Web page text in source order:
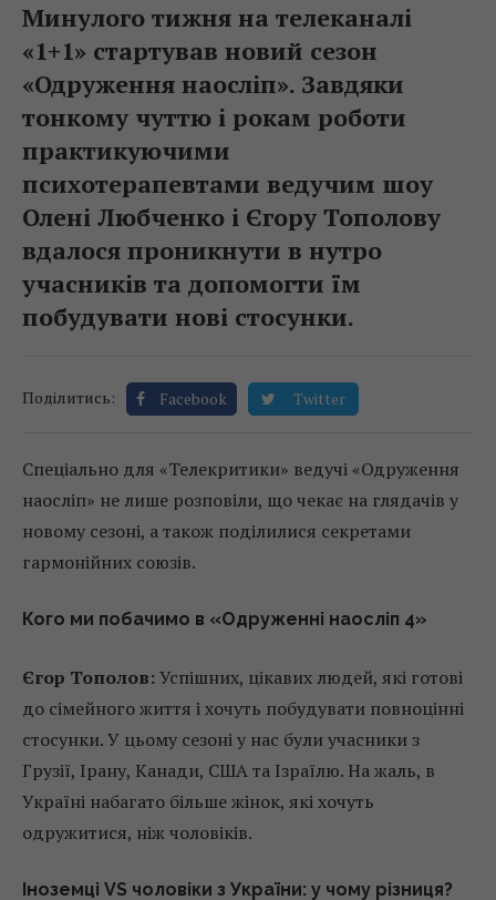
Минулого тижня на телеканалі
«1+1» стартував новий сезон
«Одруження наосліп». Завдяки
тонкому чуттю і рокам роботи
практикуючими
психотерапевтами ведучим шоу
Олені Любченко і Єгору Тополову
вдалося проникнути в нутро
учасників та допомогти їм
побудувати нові стосунки.
Поділитись: Facebook Twitter
Спеціально для «Телекритики» ведучі «Одруження
наосліп» не лише розповіли, що чекає на глядачів у
новому сезоні, а також поділилися секретами
гармонійних союзів.
Кого ми побачимо в «Одруженні наосліп 4»
Єгор Тополов:Успішних, цікавих людей, які готові
до сімейного життя і хочуть побудувати повноцінні
стосунки. У цьому сезоні у нас були учасники з
Грузії, Ірану, Канади, США та Ізраїлю. На жаль, в
Україні набагато більше жінок, які хочуть
одружитися, ніж чоловіків.
Іноземці VS чоловіки з України: у чому різниця?